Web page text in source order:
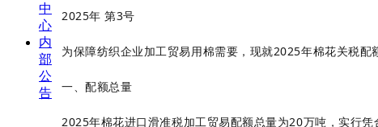
中
心
内
部
公
告
2025年 第3号
为保障纺织企业加工贸易用棉需要，现就2025年棉花关税配
一、配额总量
2025年棉花进口滑准税加工贸易配额总量为20万吨，实行